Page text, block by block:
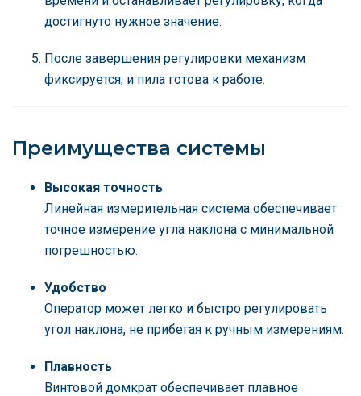
достигнуто нужное значение.
После завершения регулировки механизм
фиксируется, и пила готова к работе.
Преимущества системы
Высокая точность
Линейная измерительная система обеспечивает
точное измерение угла наклона с минимальной
погрешностью.
Удобство
Оператор может легко и быстро регулировать
угол наклона, не прибегая к ручным измерениям.
Плавность
Винтовой домкрат обеспечивает плавное